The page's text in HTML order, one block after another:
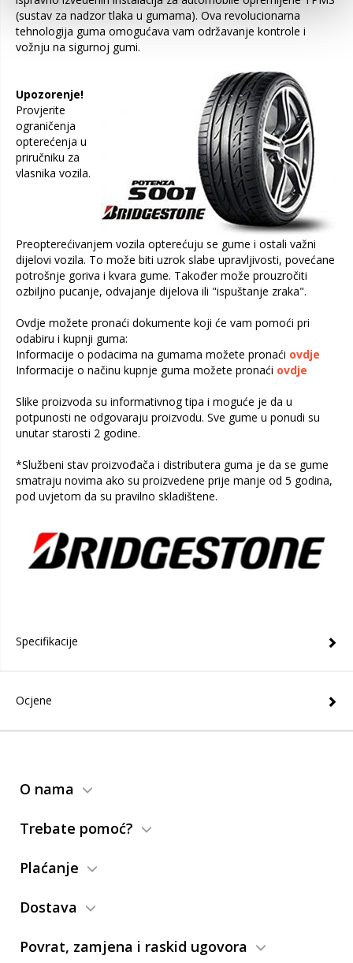
(sustav za nadzor tlaka u gumama). Ova revolucionarna
tehnologija guma omogućava vam održavanje kontrole i
vožnju na sigurnoj gumi.
Upozorenje!
Provjerite
ograničenja
opterećenja u
priručniku za
vlasnika vozila.
Preopterećivanjem vozila opterećuju se gume i ostali važni
dijelovi vozila. To može biti uzrok slabe upravljivosti, povećane
potrošnje goriva i kvara gume. Također može prouzročiti
ozbiljno pucanje, odvajanje dijelova ili "ispuštanje zraka".
Ovdje možete pronaći dokumente koji će vam pomoći pri
odabiru i kupnji guma:
Informacije o podacima na gumama možete pronaći ovdje
Informacije o načinu kupnje guma možete pronaći ovdje
Slike proizvoda su informativnog tipa i moguće je da u
potpunosti ne odgovaraju proizvodu. Sve gume u ponudi su
unutar starosti 2 godine.
*Službeni stav proizvođača i distributera guma je da se gume
smatraju novima ako su proizvedene prije manje od 5 godina,
pod uvjetom da su pravilno skladištene.
Specifikacije
Ocjene
O nama
Trebate pomoć?
Plaćanje
Dostava
Povrat, zamjena i raskid ugovora